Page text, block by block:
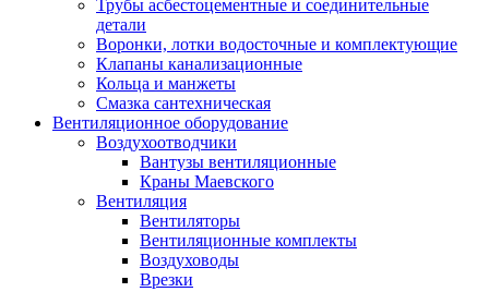
Трубы асбестоцементные и соединительные
детали
Воронки, лотки водосточные и комплектующие
Клапаны канализационные
Кольца и манжеты
Смазка сантехническая
Вентиляционное оборудование
Воздухоотводчики
Вантузы вентиляционные
Краны Маевского
Вентиляция
Вентиляторы
Вентиляционные комплекты
Воздуховоды
Врезки